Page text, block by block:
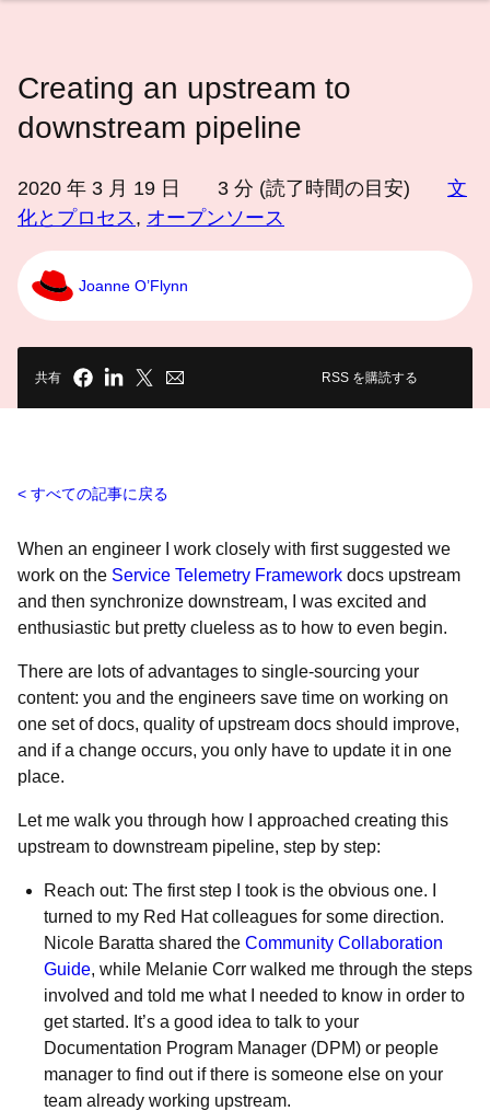
択
さ
Creating an upstream to
downstream pipeline
2020 年 3 月 19 日 3 分 (読了時間の目安)
文
化とプロセス, オープンソース
Joanne O’Flynn
共有 RSS を購読する
すべての記事に戻る
When an engineer I work closely with first suggested we
work on the Service Telemetry Framework docs upstream
and then synchronize downstream, I was excited and
enthusiastic but pretty clueless as to how to even begin.
There are lots of advantages to single-sourcing your
content: you and the engineers save time on working on
one set of docs, quality of upstream docs should improve,
and if a change occurs, you only have to update it in one
place.
Let me walk you through how I approached creating this
upstream to downstream pipeline, step by step:
Reach out: The first step I took is the obvious one. I
turned to my Red Hat colleagues for some direction.
Nicole Baratta shared the Community Collaboration
Guide, while Melanie Corr walked me through the steps
involved and told me what I needed to know in order to
get started. It’s a good idea to talk to your
Documentation Program Manager (DPM) or people
manager to find out if there is someone else on your
team already working upstream.